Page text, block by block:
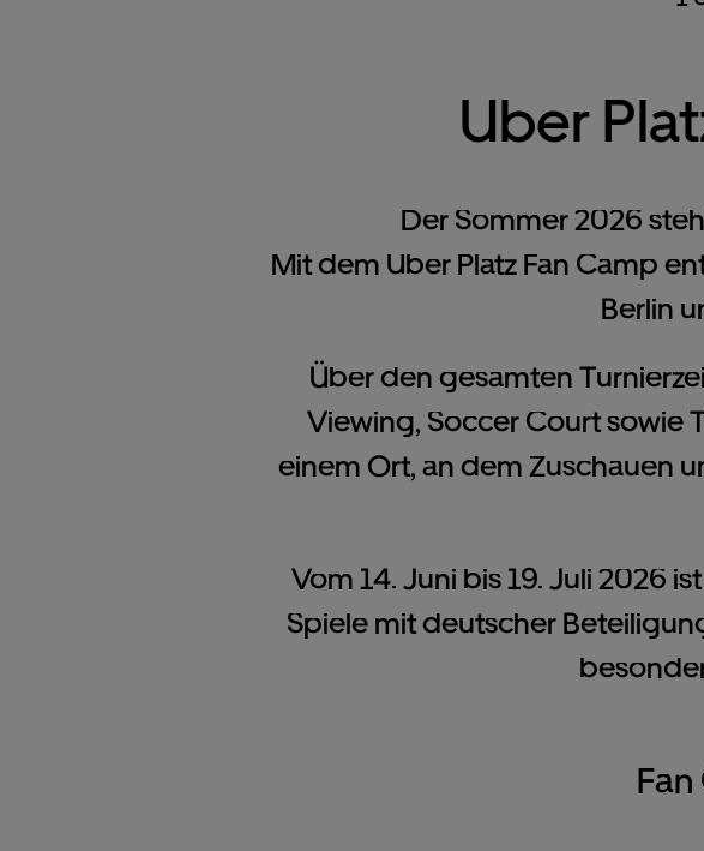
Uber
Der Sommer 2026
Mit dem Uber Platz Fan Camp
Berlin
Über den gesamten
Viewing, Soccer Court sowie
einem Ort, an dem Zuschauen
Vom 14. Juni bis 19. Juli 2026
Spiele mit deutscher